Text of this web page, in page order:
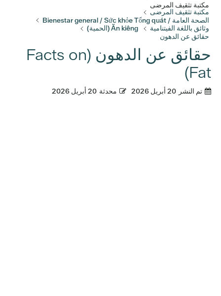
مكتبة تثقيف المرضى
مكتبة تثقيف المرضى
الصحة العامة / Bienestar general / Sức khỏe Tổng quát
وثائق باللغة الفيتنامية
Ăn kiêng (الحمية)
حقائق عن الدهون
حقائق عن الدهون (Facts on
Fat)
تم النشر 20 أبريل 2026 محدثة 20 أبريل 2026